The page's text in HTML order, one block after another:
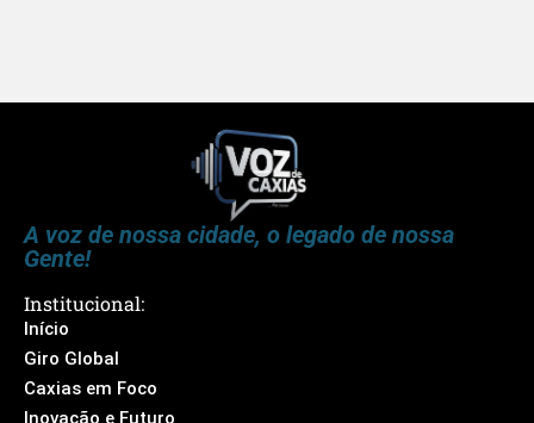
A voz de nossa cidade, o legado de nossa
Gente!
Institucional:
Início
Giro Global
Caxias em Foco
Inovação e Futuro